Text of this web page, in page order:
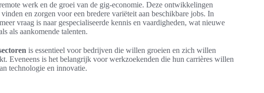
werk en de groei van de gig-economie. Deze ontwikkelingen
en zorgen voor een bredere variëteit aan beschikbare jobs. In
vraag is naar gespecialiseerde kennis en vaardigheden, wat nieuwe
als aankomende talenten.
is essentieel voor bedrijven die willen groeien en zich willen
Eveneens is het belangrijk voor werkzoekenden die hun carrières willen
technologie en innovatie.